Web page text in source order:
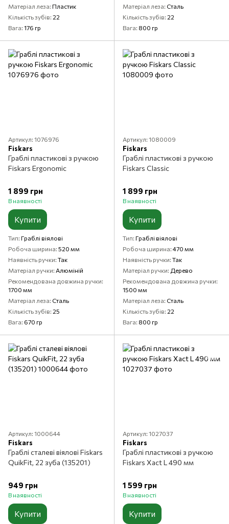
Матеріал леза Пластик
Кількість зубів 22
Вага 176 гр
Матеріал леза Сталь
Кількість зубів 22
Вага 800 гр
Артикул: 1076976
Fiskars
Граблі пластикові з ручкою
Fiskars Ergonomic
1 899 грн
В наявності
Купити
Тип Граблі віялові
Робоча ширина 520 мм
Наявність ручки Так
Матеріал ручки Алюміній
Рекомендована довжина ручки
1700 мм
Матеріал леза Сталь
Кількість зубів 25
Вага 670 гр
Артикул: 1080009
Fiskars
Граблі пластикові з ручкою
Fiskars Classic
1 899 грн
В наявності
Купити
Тип Граблі віялові
Робоча ширина 470 мм
Наявність ручки Так
Матеріал ручки Дерево
Рекомендована довжина ручки
1500 мм
Матеріал леза Сталь
Кількість зубів 22
Вага 800 гр
Артикул: 1000644
Fiskars
Граблі сталеві віялові Fiskars
QuikFit, 22 зуба (135201)
949 грн
В наявності
Купити
Артикул: 1027037
Fiskars
Граблі пластикові з ручкою
Fiskars Xact L 490 мм
1 599 грн
В наявності
Купити